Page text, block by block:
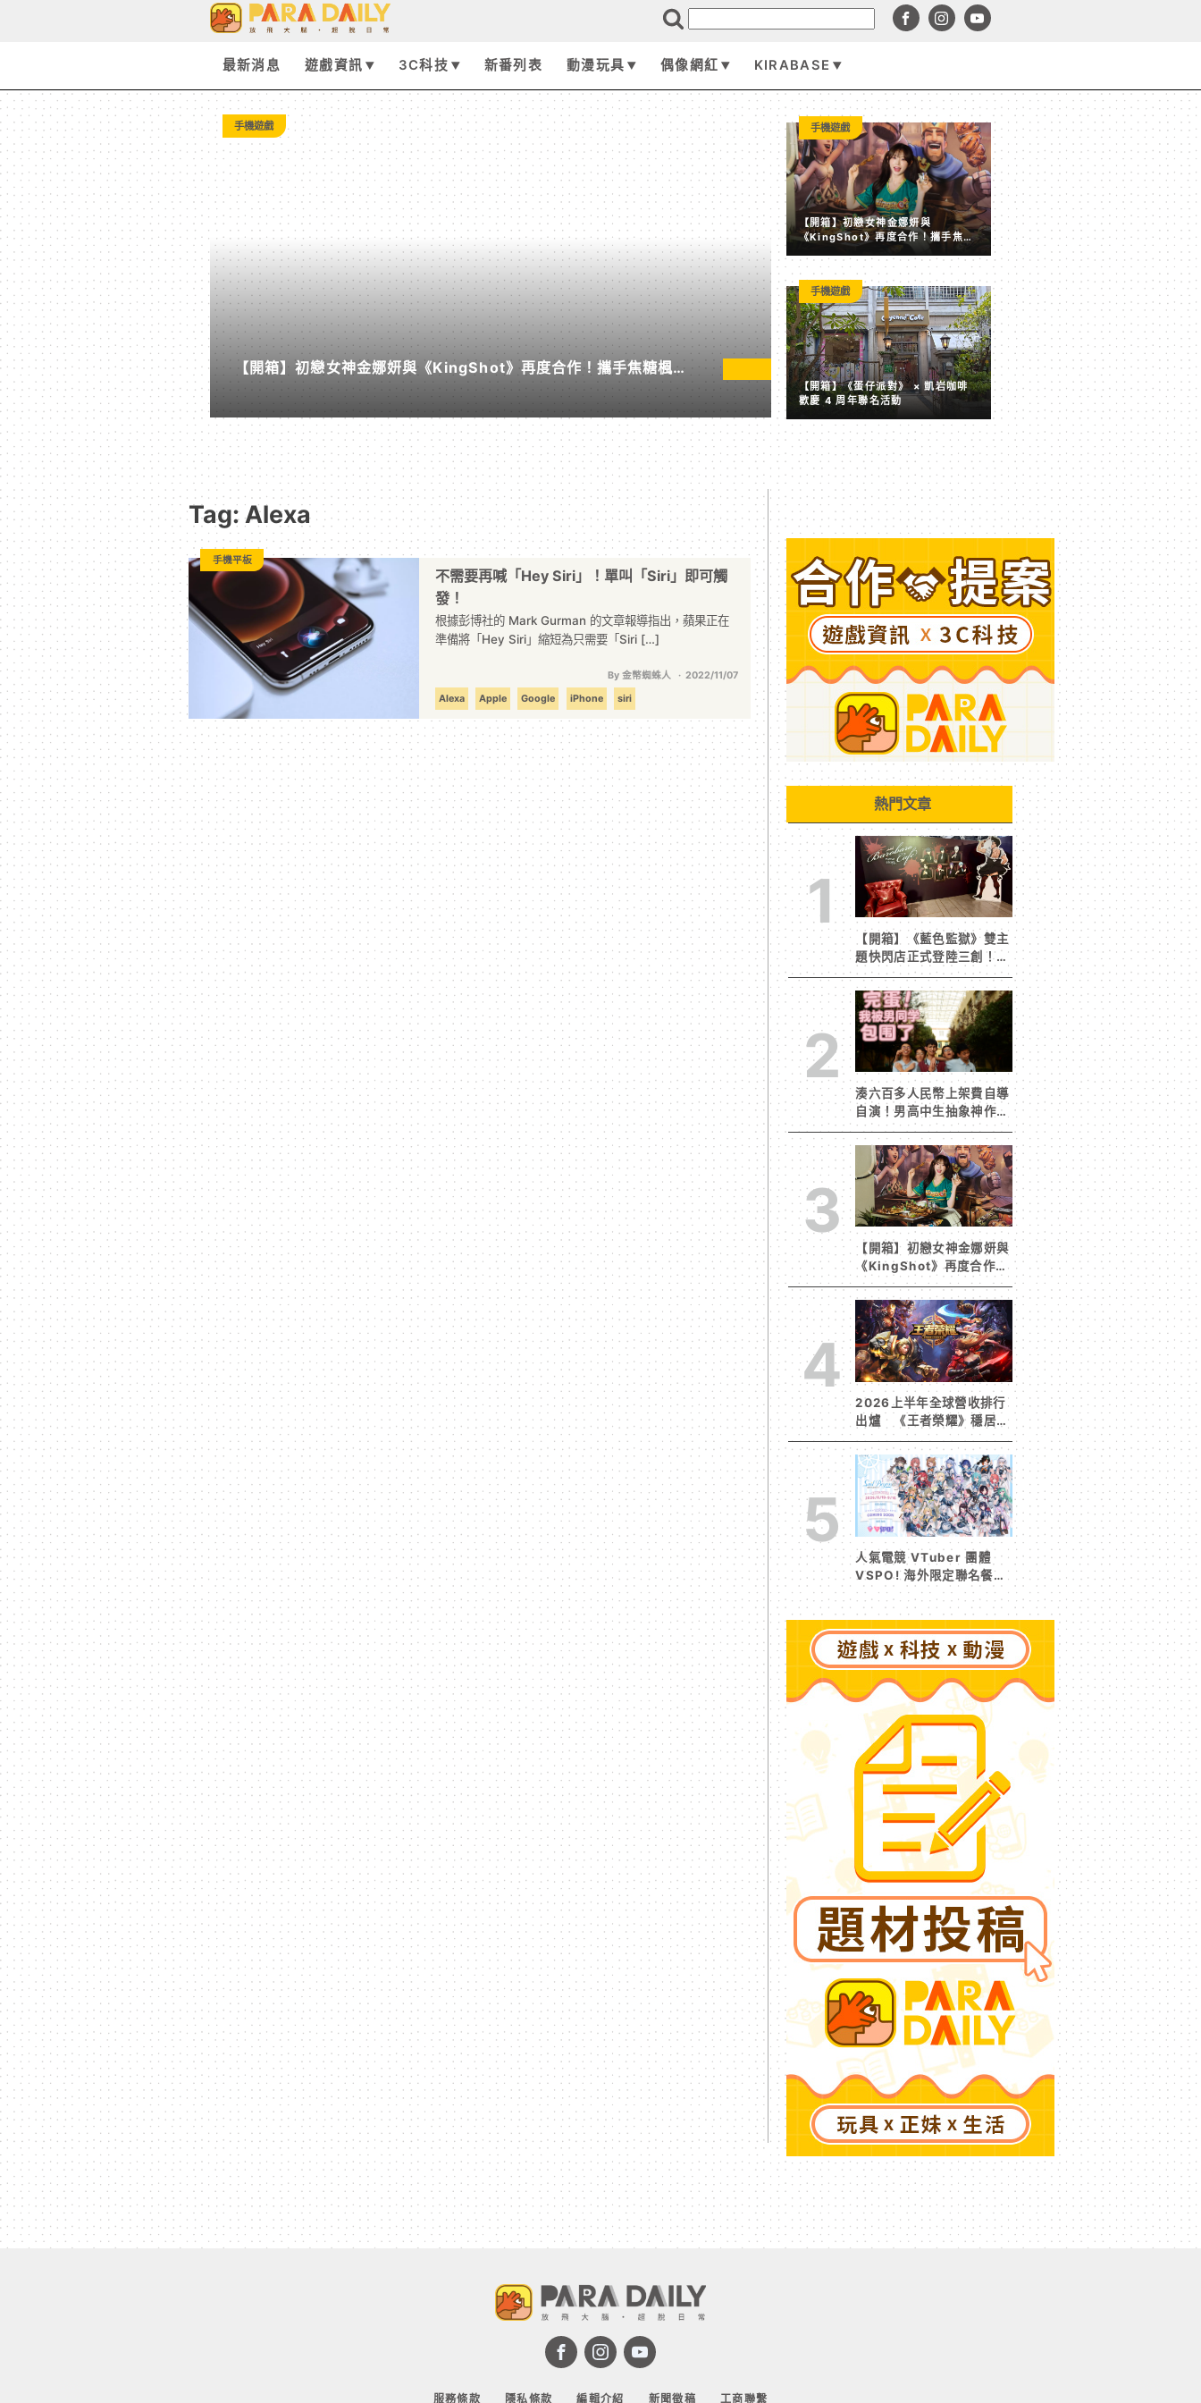
-
Paradaily
-
遊
戲
｜
動
漫
二
次
元
｜
3C
科
技
全
方
位
資
訊
平
台
最新消息 遊戲資訊 3C科技 新番列表 動漫玩具 偶像網紅 KIRABASE
手機遊戲
【開箱】初戀女神金娜妍與《KingShot》再度合作！攜手焦糖楓、
柒息地推出「國王燒烤節」活動
手機遊戲
【開箱】《蛋仔派對》 × 凱岩咖啡 歡慶 4 周年聯名活動
【開箱】初戀女神金娜妍與
《KingShot》再度合作！攜手焦糖
楓、柒息地推出「國王燒烤節」活動
手機遊戲
【開箱】《蛋仔派對》 × 凱岩咖啡
歡慶 4 周年聯名活動
手機遊戲
Tag: Alexa
手機平板
不需要再喊「Hey Siri」！單叫「Siri」即可觸
發！
根據彭博社的 Mark Gurman 的文章報導指出，蘋果正在
準備將「Hey Siri」縮短為只需要「Siri […]
By 金幣蜘蛛人
2022/11/07
Alexa
Apple Google iPhone siri
熱門文章
1
【開箱】《藍色監獄》雙主
題快閃店正式登陸三創！造
景與限定周邊搶先看
2
湊六百多人民幣上架費自導
自演！男高中生抽象神作
《完蛋！我被男同學包圍
了》突然爆紅
3
【開箱】初戀女神金娜妍與
《KingShot》再度合作！
攜手焦糖楓、柒息地推出
「國王燒烤節」活動
4
2026上半年全球營收排行
出爐 《王者榮耀》穩居榜
首《寒霜啟示錄》緊追在
後！
5
人氣電競 VTuber 團體
VSPO! 海外限定聯名餐廳
《Sail Beyond！～駛向
更遠的彼方～》今夏登場！
服務條款 隱私條款 編輯介紹 新聞徵稿 工商聯繫